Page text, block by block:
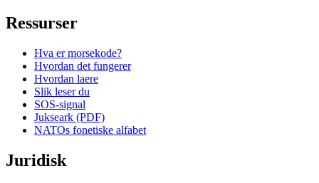
Ressurser
Hva er morsekode?
Hvordan det fungerer
Hvordan laere
Slik leser du
SOS-signal
Jukseark (PDF)
NATOs fonetiske alfabet
Juridisk